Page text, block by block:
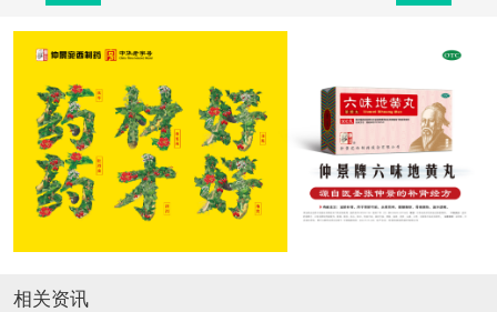
相关资讯